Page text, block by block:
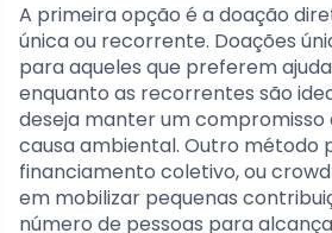
A primeira opção é a doação
única ou recorrente. Doações
para aqueles que preferem
enquanto as recorrentes são
deseja manter um
causa ambiental. Outro método
financiamento coletivo, ou
em mobilizar pequenas
número de pessoas para